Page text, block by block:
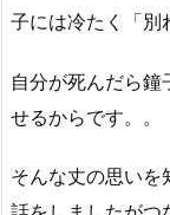
子には冷たく「別
自分が死んだら鐘
せるからです。。
そんな丈の思いを